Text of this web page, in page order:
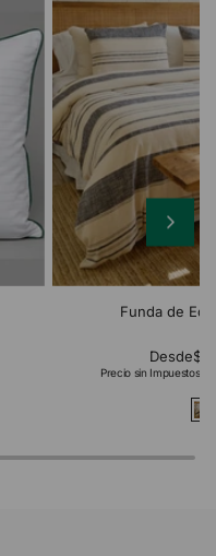
Funda de
Desde
Precio sin Impuestos